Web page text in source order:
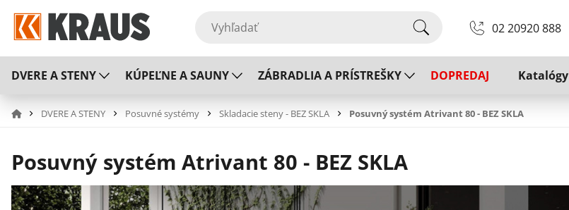
02 20920 888
DVERE A STENY KÚPEĽNE A SAUNY ZÁBRADLIA A PRÍSTREŠKY DOPREDAJ Katalógy
DVERE A STENY Posuvné systémy Skladacie steny - BEZ SKLA Posuvný systém Atrivant 80 - BEZ SKLA
Posuvný systém Atrivant 80 - BEZ SKLA